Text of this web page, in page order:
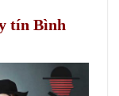
tín Bình